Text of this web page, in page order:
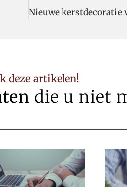
deze artikelen!
die u niet